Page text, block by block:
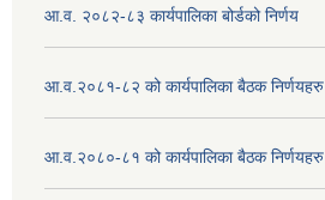
आ.व. २०८२-८३ कार्यपालिका बोर्डको निर्णय
आ.व.२०८१-८२ को कार्यपालिका बैठक निर्णयहरु
आ.व.२०८०-८१ को कार्यपालिका बैठक निर्णयहरु